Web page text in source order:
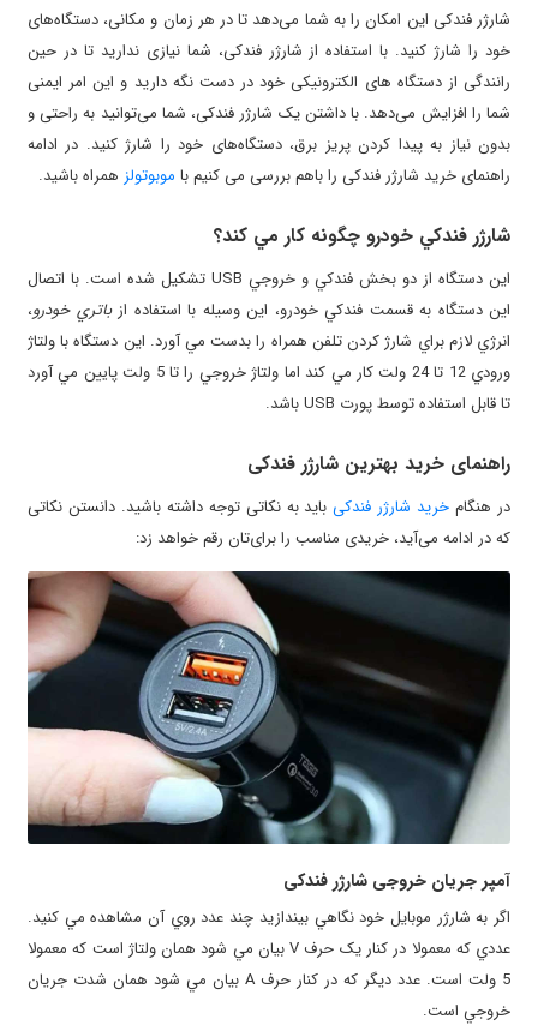
شارژر فندکی این امکان را به شما می‌دهد تا در هر زمان و مکانی، دستگاه‌های
خود را شارژ کنید. با استفاده از شارژر فندکی، شما نیازی ندارید تا در حین
رانندگی از دستگاه‌ های الکترونیکی خود در دست نگه دارید و این امر ایمنی
شما را افزایش می‌دهد. با داشتن یک شارژر فندکی، شما می‌توانید به راحتی و
بدون نیاز به پیدا کردن پریز برق، دستگاه‌های خود را شارژ کنید. در ادامه
راهنمای خرید شارژر فندکی را باهم بررسی می کنیم با موبوتولز همراه باشید.
شارژر فندکي خودرو چگونه کار مي کند؟
اين دستگاه از دو بخش فندکي و خروجي USB تشکيل شده است. با اتصال
اين دستگاه به قسمت فندکي خودرو، اين وسيله با استفاده از باتري خودرو،
انرژي لازم براي شارژ کردن تلفن همراه را بدست مي آورد. اين دستگاه با ولتاژ
ورودي 12 تا 24 ولت کار مي کند اما ولتاژ خروجي را تا 5 ولت پايين مي آورد
تا قابل استفاده توسط پورت USBباشد.
راهنمای خرید بهترین شارژر فندکی
در هنگام خرید شارژر فندکی باید به نکاتی توجه داشته باشید. دانستن نکاتی
که در ادامه می‌آید، خریدی مناسب را برای‌تان رقم خواهد زد:
آمپر جریان خروجی شارژر فندکی
اگر به شارژر موبايل خود نگاهي بيندازيد چند عدد روي آن مشاهده مي کنيد.
عددي که معمولا در کنار يک حرف V بيان مي شود همان ولتاژ است که معمولا
5 ولت است. عدد ديگر که در کنار حرف
A بيان مي شود همان شدت جريان
خروجي است.